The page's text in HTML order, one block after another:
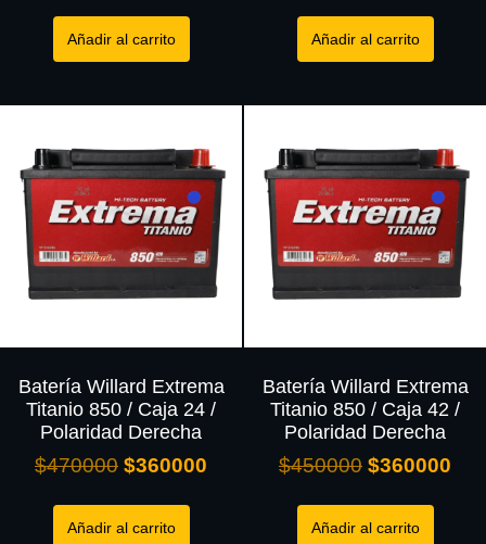
Añadir al carrito Añadir al carrito
Batería Willard Extrema
Titanio 850 / Caja 24 /
Polaridad Derecha
$470000 $360000
Añadir al carrito
Batería Willard Extrema
Titanio 850 / Caja 42 /
Polaridad Derecha
$450000 $360000
Añadir al carrito